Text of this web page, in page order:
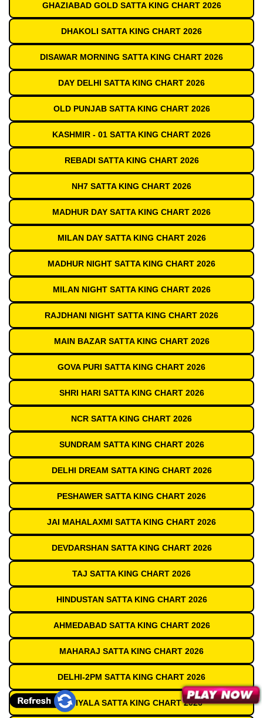
GHAZIABAD GOLD SATTA KING CHART 2026
DHAKOLI SATTA KING CHART 2026
DISAWAR MORNING SATTA KING CHART 2026
DAY DELHI SATTA KING CHART 2026
OLD PUNJAB SATTA KING CHART 2026
KASHMIR - 01 SATTA KING CHART 2026
REBADI SATTA KING CHART 2026
NH7 SATTA KING CHART 2026
MADHUR DAY SATTA KING CHART 2026
MILAN DAY SATTA KING CHART 2026
MADHUR NIGHT SATTA KING CHART 2026
MILAN NIGHT SATTA KING CHART 2026
RAJDHANI NIGHT SATTA KING CHART 2026
MAIN BAZAR SATTA KING CHART 2026
GOVA PURI SATTA KING CHART 2026
SHRI HARI SATTA KING CHART 2026
NCR SATTA KING CHART 2026
SUNDRAM SATTA KING CHART 2026
DELHI DREAM SATTA KING CHART 2026
PESHAWER SATTA KING CHART 2026
JAI MAHALAXMI SATTA KING CHART 2026
DEVDARSHAN SATTA KING CHART 2026
TAJ SATTA KING CHART 2026
HINDUSTAN SATTA KING CHART 2026
AHMEDABAD SATTA KING CHART 2026
MAHARAJ SATTA KING CHART 2026
DELHI-2PM SATTA KING CHART 2026
PATIYALA SATTA KING CHART 2026